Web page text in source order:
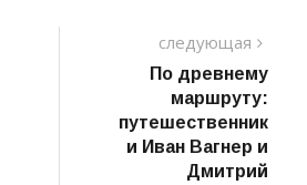
следующая
пост
По древнему
маршруту:
путешественник
и Иван Вагнер и
Дмитрий